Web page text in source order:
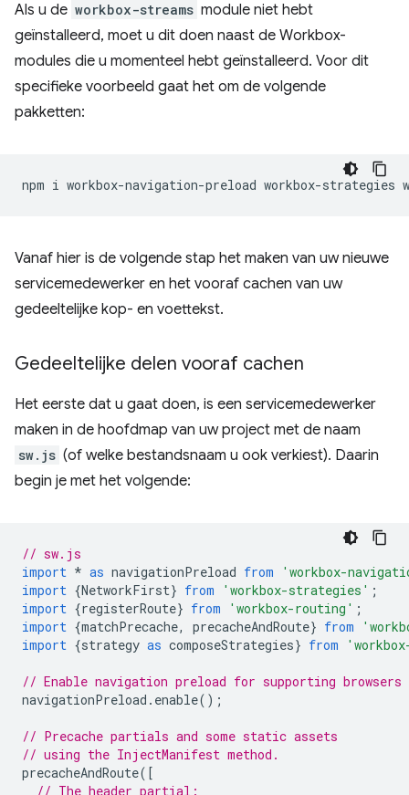
Als u de workbox-streams module niet hebt
geïnstalleerd, moet u dit doen naast de Workbox-
modules die u momenteel hebt geïnstalleerd. Voor dit
specifieke voorbeeld gaat het om de volgende
pakketten:
npm i workbox-navigation-preload workbox-strategies
Vanaf hier is de volgende stap het maken van uw nieuwe
servicemedewerker en het vooraf cachen van uw
gedeeltelijke kop- en voettekst.
Gedeeltelijke delen vooraf cachen
Het eerste dat u gaat doen, is een servicemedewerker
maken in de hoofdmap van uw project met de naam
sw.js (of welke bestandsnaam u ook verkiest). Daarin
begin je met het volgende:
// sw.js
import * as navigationPreload from
'workbox-
import {NetworkFirst} from 'workbox-strategies' ;
import {registerRoute} from 'workbox-routing' ;
import {matchPrecache, precacheAndRoute} from
import {strategy as composeStrategies} from
// Enable navigation preload for supporting browsers
navigationPreload . enable();
// Precache partials and some static assets
// using the InjectManifest method.
precacheAndRoute([
// The header partial: